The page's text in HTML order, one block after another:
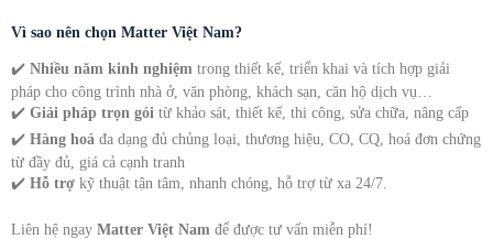
Vì sao nên chọn Matter Việt Nam?
✔️ Nhiều năm kinh nghiệm trong thiết kế, triển khai và tích hợp giải
pháp cho công trình nhà ở, văn phòng, khách sạn, căn hộ dịch vụ…
✔️ Giải pháp trọn gói từ khảo sát, thiết kế, thi công, sửa chữa, nâng cấp
✔️ Hàng hoá đa dạng đủ chủng loại, thương hiệu, CO, CQ, hoá đơn chứng
từ đầy đủ, giá cả cạnh tranh
✔️ Hỗ trợ kỹ thuật tận tâm, nhanh chóng, hỗ trợ từ xa 24/7.
Liên hệ ngay Matter Việt Nam để được tư vấn miễn phí!